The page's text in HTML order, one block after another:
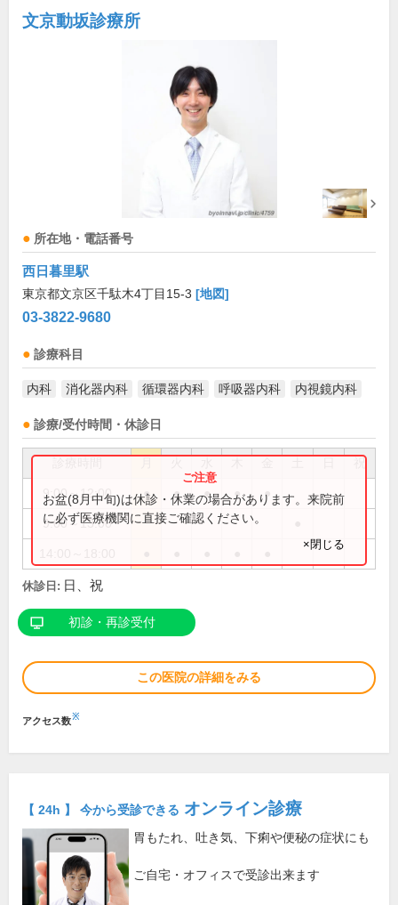
文京動坂診療所
所在地・電話番号
西日暮里駅
東京都文京区千駄木4丁目15-3 [地図]
03-3822-9680
診療科目
内科 消化器内科 循環器内科 呼吸器内科 内視鏡内科
診療/受付時間・休診日
祝
9:00～12:00 ● ● ● ● ●
9:00～13:00
お盆(8月中旬)は休診・休業の場合があります。来院前
に必ず医療機関に直接ご確認ください。
×閉じる
休診日: 日、祝
初診・再診受付
この医院の詳細をみる
アクセス数※
【 24h 】 今から受診できる オンライン診療
胃もたれ、吐き気、下痢や便秘の症状にも
ご自宅・オフィスで受診出来ます